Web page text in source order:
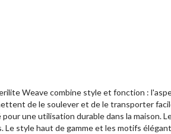
Weave combine style et fonction :
de le soulever et de le transporter
une utilisation durable dans la maison.
style haut de gamme et les motifs